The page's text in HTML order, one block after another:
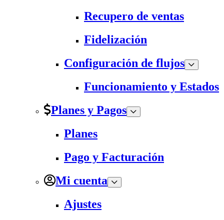
Recupero de ventas
Fidelización
Configuración de flujos
Funcionamiento y Estados
Planes y Pagos
Planes
Pago y Facturación
Mi cuenta
Ajustes